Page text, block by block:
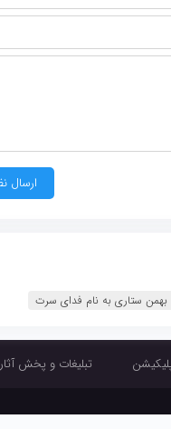
ستاری به نام فدای سرت
تبلیغات و پخش آثار